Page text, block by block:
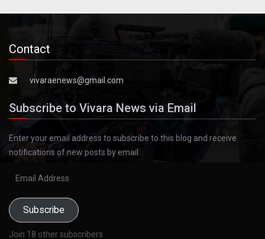
Contact
vivaraenews@gmail.com
Subscribe to Vivara News via Email
Enter your email address to subscribe to this blog and receive
notifications of new posts by email.
Subscribe
Join 18 other subscribers